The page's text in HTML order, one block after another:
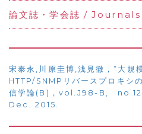
論文誌・学会誌 /
宋泰永,川原圭博,浅見徹，”大規
HTTP/SNMPリバースプロキシ
信学論(B)，vol.J98-B,
Dec. 2015.